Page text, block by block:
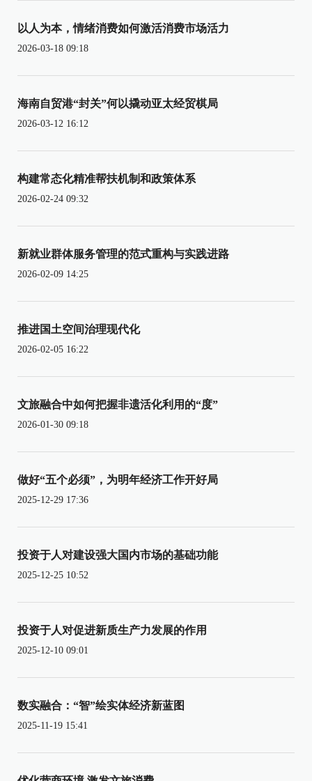
以人为本，情绪消费如何激活消费市场活力
2026-03-18 09:18
海南自贸港“封关”何以撬动亚太经贸棋局
2026-03-12 16:12
构建常态化精准帮扶机制和政策体系
2026-02-24 09:32
新就业群体服务管理的范式重构与实践进路
2026-02-09 14:25
推进国土空间治理现代化
2026-02-05 16:22
文旅融合中如何把握非遗活化利用的“度”
2026-01-30 09:18
做好“五个必须”，为明年经济工作开好局
2025-12-29 17:36
投资于人对建设强大国内市场的基础功能
2025-12-25 10:52
投资于人对促进新质生产力发展的作用
2025-12-10 09:01
数实融合：“智”绘实体经济新蓝图
2025-11-19 15:41